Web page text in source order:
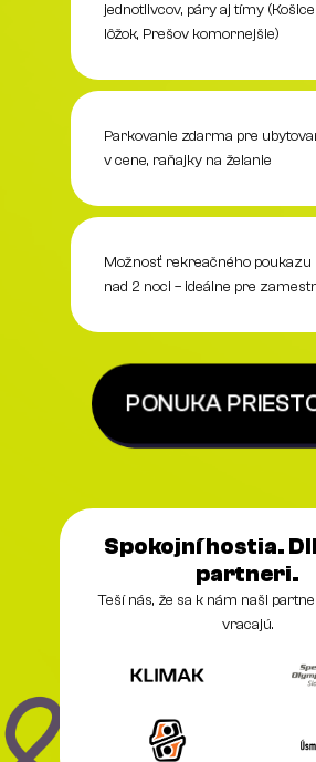
jednotlivcov, páry aj tímy
lôžok, Prešov komornejšie)
Parkovanie zdarma pre
v cene, raňajky na želanie
Možnosť rekreačného poukazu
nad 2 noci – ideálne pre
PONUKA
Spokojní hostia.
partneri.
Teší nás, že sa k nám naši
vracajú.